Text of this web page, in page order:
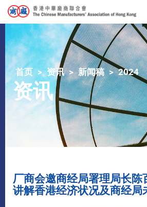
首页 资讯 新闻稿 2024
资讯
厂商会邀商经局署理局长陈
讲解香港经济状况及商经局